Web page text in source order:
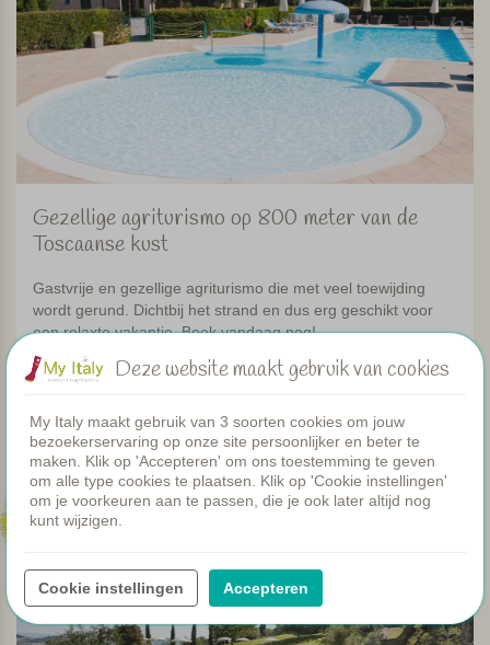
Gezellige agriturismo op 800 meter van de
Toscaanse kust
Gastvrije en gezellige agriturismo die met veel toewijding
wordt gerund. Dichtbij het strand en dus erg geschikt voor
een relaxte vakantie. Boek vandaag nog!
Bekijk
Toscane
75
Deze website maakt gebruik van cookies
My Italy maakt gebruik van 3 soorten cookies om jouw
bezoekerservaring op onze site persoonlijker en beter te
maken. Klik op 'Accepteren' om ons toestemming te geven
om alle type cookies te plaatsen. Klik op 'Cookie instellingen'
om je voorkeuren aan te passen, die je ook later altijd nog
kunt wijzigen.
Cookie instellingen Accepteren